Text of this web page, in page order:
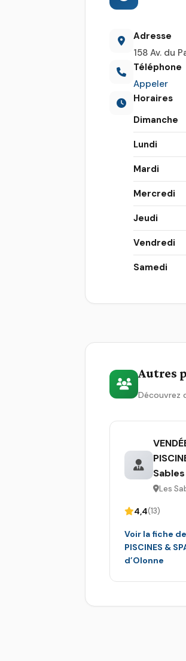
Adresse
158 Av. du
Téléphone
Appeler
Horaires
Dimanche
Lundi
Mardi
Mercredi
Jeudi
Vendredi
Samedi
Autres
Découvrez
Les
4,4(13)
Voir la fiche de
PISCINES &
d’Olonne